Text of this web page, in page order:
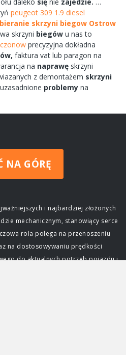
peugeot 309 1.9 diesel
skrzyni biegow Ostrow
skrzyni biegów u nas to
precyzyjna dokładna
faktura vat lub paragon na
na naprawę skrzyni
z demontażem skrzyni
problemy na
NA GÓRĘ
i najbardziej złożonych
mechanicznym, stanowiący serce
rola polega na przenoszeniu
na dostosowywaniu prędkości
do aktualnych potrzeb pojazdu i